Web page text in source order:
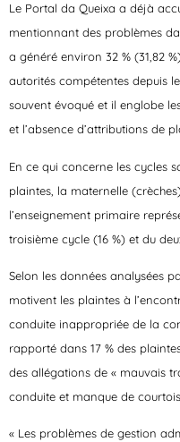
Le Portal da Queixa a déjà
mentionnant des problèmes
a généré environ 32 % (31,82
autorités compétentes depuis
souvent évoqué et il englobe
et l’absence d’attributions de
En ce qui concerne les cycles
plaintes, la maternelle
l’enseignement primaire
troisième cycle (16 %) et du
Selon les données analysées
motivent les plaintes à
conduite inappropriée de la
rapporté dans 17 % des
des allégations de « mauvais
conduite et manque de
« Les problèmes de gestion